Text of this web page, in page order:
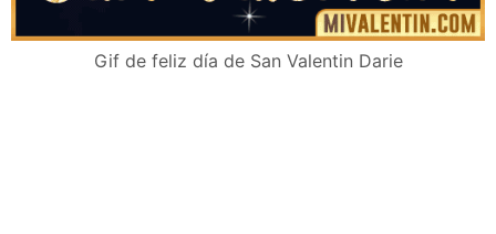
Gif de feliz día de San Valentin Darie